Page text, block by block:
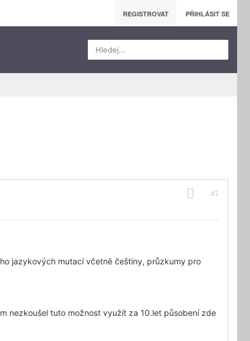
REGISTROVAT PŘIHLÁSIT SE
Hledej…
#1
jazykových mutací včetně češtiny, průzkumy pro
nezkoušel tuto možnost využít za 10.let působení zde